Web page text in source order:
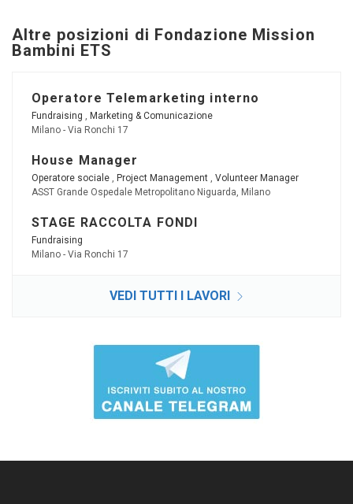
Altre posizioni di Fondazione Mission
Bambini ETS
Operatore Telemarketing interno
Fundraising , Marketing & Comunicazione
Milano - Via Ronchi 17
House Manager
Operatore sociale , Project Management , Volunteer Manager
ASST Grande Ospedale Metropolitano Niguarda, Milano
STAGE RACCOLTA FONDI
Fundraising
Milano - Via Ronchi 17
VEDI TUTTI I LAVORI